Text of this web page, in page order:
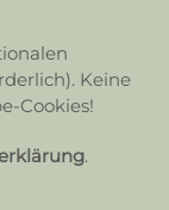
Keine
Cookies!
.